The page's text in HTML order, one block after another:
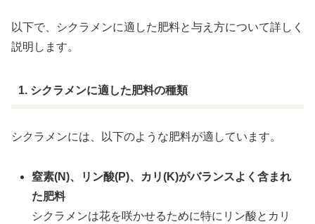
以下で、シクラメンに適した肥料と与え方について詳しく
説明します。
1. シクラメンに適した肥料の種類
シクラメンには、以下のような肥料が適しています。
窒素(N)、リン酸(P)、カリ(K)がバランスよく含まれ
た肥料
シクラメンは花を咲かせるために特にリン酸とカリ